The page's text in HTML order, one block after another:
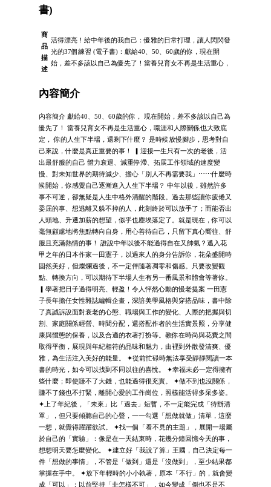
書)
商
品
描
述
活得漂亮！給中年後的我自己：優雅的日常打理，讓人閃閃發
光的37個練習 (電子書)：獻給40、50、60歲的你，現在開
始，差不多該以自己為優先了！當養兒育女不再是生活重心，
內容簡介
內容簡介 獻給40、50、60歲的你， 現在開始，差不多該以自己為
優先了！ 當養兒育女不再是生活重心，職涯和人際關係也大致底
定， 你的人生下半場，還剩下什麼？ 是時候放慢腳步，思考對自
己來說，什麼是真正重要的事！ ▎迎接一生只有一次的老後，活
出最舒服的自己 體力衰退、減重停滯、拓展工作領域的速度變
慢、對未知世界的期待減少、擔心「別人不再需要我」⋯⋯什麼時
候開始，你感覺自己逐漸進入人生下半場？ 中年以後，雖然許多
事不可逆，卻無疑是人生中格外清醒的階段。過去那些讓你疲倦又
委屈的事、想逃離又躲不掉的人，此刻終於可以放手了；而能否出
人頭地、升遷加薪的想望，似乎也塵埃落定了。就是現在，你可以
毫無顧慮地將焦點轉向自身，用心善待自己，只留下真心嚮往、舒
服且充滿熱情的事！ 誰說中年以後不能過得自在又帥氣？邁入花
甲之年的日本作家一田憲子，以過來人的身分告訴你，花朵盛開時
固然美好，但燦爛過後，不一定伴隨著凋零和傷感。只要改變觀
點、轉換方向，可以期待下半場人生有另一番風景和體會等著你。
▎學著把日子過得明亮、輕盈！令人怦然心動的慢老提案 一田憲
子長年擔任女性雜誌編輯企畫，深諳美學風格與穿搭品味，書中除
了真誠訴說面對衰老的心態、職場與工作的變化、人際的把握與切
割、家庭關係經營、時間分配，還搭配作者的生活實景照，分享健
康與體態的保養，以及合適的衣著打扮等。教你在時尚與花費之間
取得平衡，展現與年紀相符的品味和魅力，由裡到外散發清爽、優
雅，為生活注入美好的能量。 ✦從前忙碌時無法享受靜靜閱讀一本
書的時光，如今可以找到不同以往的喜悅。 ✦幸福未必一定得擁有
些什麼；即使賺不了大錢，也能過得很充實。 ✦做不到也沒關係，
賺不了錢也不打緊，離開心愛的工作崗位，照樣能活得多采多姿。
✦上了年紀後，「未來」比「過去」短暫，不一定能完成「待辦清
單」，但只要傾聽自己的心聲，一一勾選「想做就做」清單，這麼
一想，就覺得躍躍欲試。 ✦找一個「看不見的主題」，展開一場屬
於自己的「實驗」：像是在一天結束時，花幾分鐘回憶今天的事，
想想明天要怎麼變化。 ✦建立好「我說了算」王國，自己決定每一
件「想做的事情」，不管是「做到」還是「沒做到」，至少結果都
掌握在手中。 ✦放下年輕時的小小執著，原本「不行」的，就會變
成「可以」；以前堅持「非怎樣不可」，如今變成「倒也不是不